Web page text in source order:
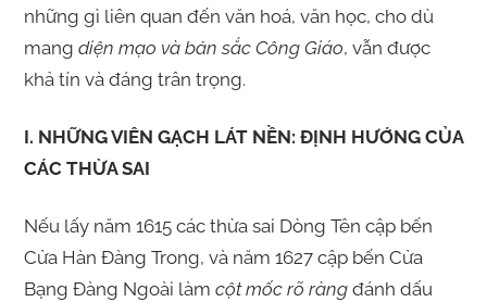
những gì liên quan đến văn hoá, văn học, cho dù
mang diện mạo và bản sắc Công Giáo, vẫn được
khả tín và đáng trân trọng.
I. NHỮNG VIÊN GẠCH LÁT NỀN: ĐỊNH HƯỚNG CỦA
CÁC THỪA SAI
Nếu lấy năm 1615 các thừa sai Dòng Tên cập bến
Cửa Hàn Đàng Trong, và năm 1627 cập bến Cửa
Bạng Đàng Ngoài làm cột mốc rõ ràngđánh dấu